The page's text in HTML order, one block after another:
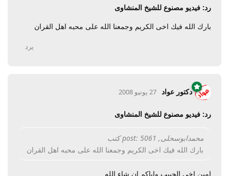
رد: فيديو مصنوع للشيخ المنشاوى
بارك الله فيك اخى الكريم وجمعنا الله على محبه اهل القران
يرد
دكتور عواد 27 يونيو 2008
رد: فيديو مصنوع للشيخ المنشاوى
محمدابوسحلى, post: 5061 كتب
بارك الله فيك اخى الكريم وجمعنا الله على محبه اهل القران
امين اخى الحبيب واياكم ان شاء الله